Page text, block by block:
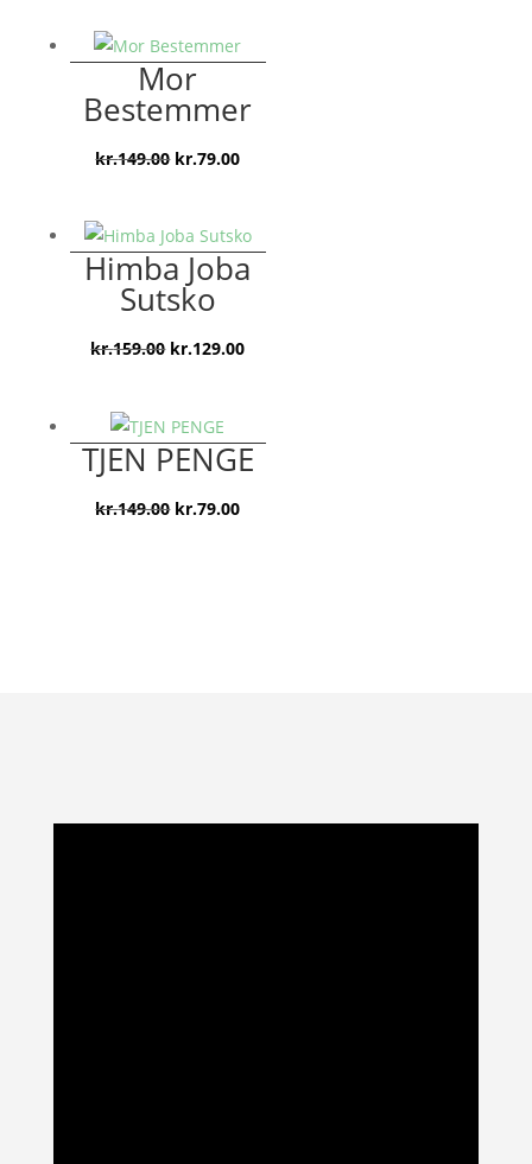
var:
kr.149.00.
er:
Mor
Bestemmer
kr.149.00 Den
var:
kr.149.00.
kr.79.00Den
er:
kr.79.00.
Himba Joba
Sutsko
kr.159.00 Den
var:
kr.159.00.
kr.129.00Den
er:
kr.129.00.
TJEN PENGE
kr.149.00 Den
kr.79.00Den